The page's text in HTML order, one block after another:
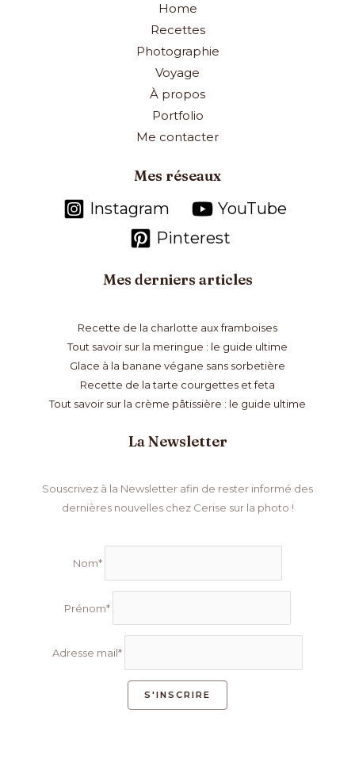
Home
Recettes
Photographie
Voyage
À propos
Portfolio
Me contacter
Mes réseaux
Instagram
YouTube
Pinterest
Mes derniers articles
Recette de la charlotte aux framboises
Tout savoir sur la meringue : le guide ultime
Glace à la banane végane sans sorbetière
Recette de la tarte courgettes et feta
Tout savoir sur la crème pâtissière : le guide ultime
La Newsletter
Souscrivez à la Newsletter afin de rester informé des
dernières nouvelles chez Cerise sur la photo !
Nom*
Prénom*
Adresse mail*